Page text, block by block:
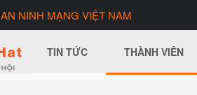
NINH MẠNG VIỆT NAM
TIN TỨC THÀNH VIÊN